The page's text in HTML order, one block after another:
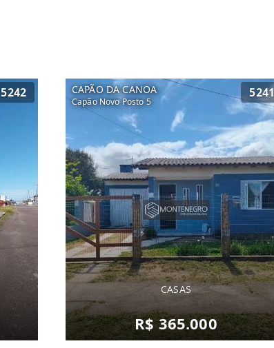
5242 CAPÃO DA CANOA
Capão Novo Posto 5
5241
CASAS
R$ 365.000